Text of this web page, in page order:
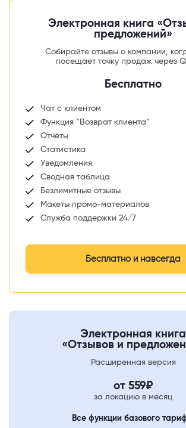
Электронная книга
предложений»
Собирайте отзывы о компании,
посещает точку продаж через
Бесплатно
Чат с клиентом
Функция “Возврат клиента”
Отчёты
Статистика
Уведомления
Сводная таблица
Безлимитные отзывы
Макеты промо-материалов
Служба поддержки 24/7
Бесплатно и навсегда
Электронная книга
«Отзывов и
Расширенная версия
от 559₽
за локацию в месяц
Все функции базового